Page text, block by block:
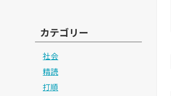
カテゴリー
社会
精読
打順